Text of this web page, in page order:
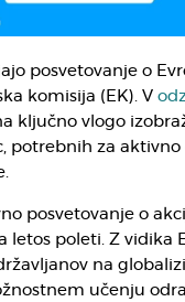
posvetovanje o
komisija (EK). V
ključno vlogo
potrebnih za
posvetovanje o
letos poleti. Z vidika
na
učenju